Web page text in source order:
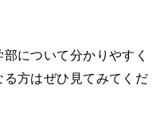
について分かりやすく
方はぜひ見てみてくだ